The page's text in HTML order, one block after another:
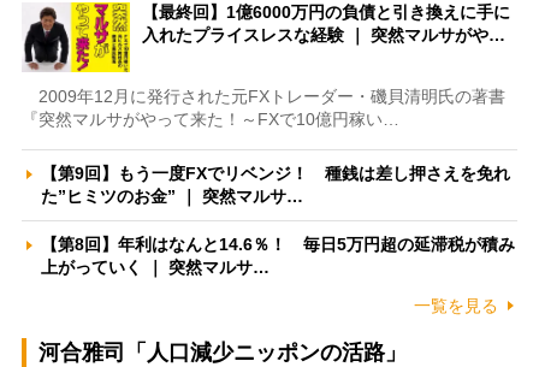
【最終回】1億6000万円の負債と引き換えに手に
入れたプライスレスな経験 ｜ 突然マルサがや…
2009年12月に発行された元FXトレーダー・磯貝清明氏の著書
『突然マルサがやって来た！～FXで10億円稼い…
【第9回】もう一度FXでリベンジ！ 種銭は差し押さえを免れ
た”ヒミツのお金” ｜ 突然マルサ…
【第8回】年利はなんと14.6％！ 毎日5万円超の延滞税が積み
上がっていく ｜ 突然マルサ…
一覧を見る
河合雅司「人口減少ニッポンの活路」